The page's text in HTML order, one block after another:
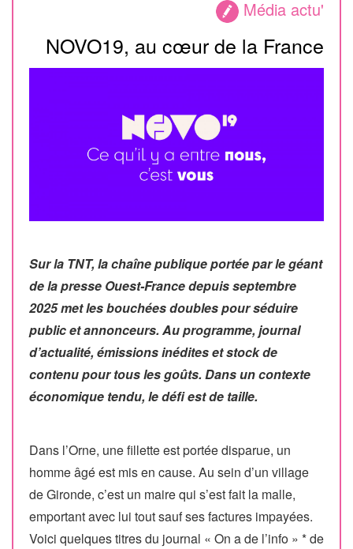
Média actu'
NOVO19, au cœur de la France
Sur la TNT, la chaîne publique portée par le géant
de la presse Ouest-France depuis septembre
2025 met les bouchées doubles pour séduire
public et annonceurs. Au programme, journal
d’actualité, émissions inédites et stock de
contenu pour tous les goûts. Dans un contexte
économique tendu, le défi est de taille.
Dans l’Orne, une fillette est portée disparue, un
homme âgé est mis en cause. Au sein d’un village
de Gironde, c’est un maire qui s’est fait la malle,
emportant avec lui tout sauf ses factures impayées.
Voici quelques titres du journal « On a de l’info » * de